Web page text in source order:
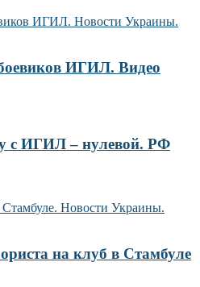
ИГИЛ. Видео
с ИГИЛ – нулевой. РФ
на клуб в Стамбуле